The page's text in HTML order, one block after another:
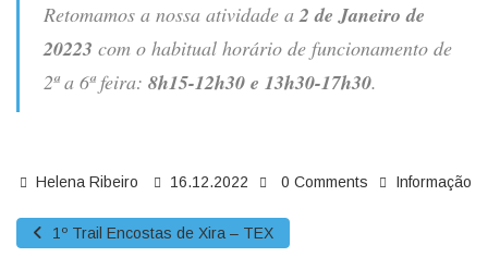
Retomamos a nossa atividade a2 de Janeiro de
20223 com o habitual horário de funcionamento de
2ª a 6ª feira: 8h15-12h30 e 13h30-17h30.
Helena Ribeiro 16.12.2022 Informação
0 Comments
1º Trail Encostas de Xira – TEX